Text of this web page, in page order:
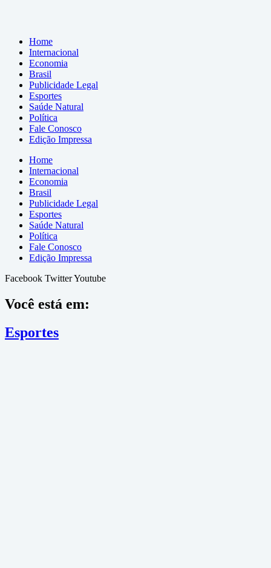
Home
Internacional
Economia
Brasil
Publicidade Legal
Esportes
Saúde Natural
Política
Fale Conosco
Edição Impressa
Home
Internacional
Economia
Brasil
Publicidade Legal
Esportes
Saúde Natural
Política
Fale Conosco
Edição Impressa
Facebook TwitterYoutube
Você está em:
Esportes